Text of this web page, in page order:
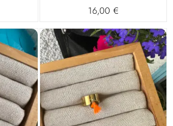
16,00 €